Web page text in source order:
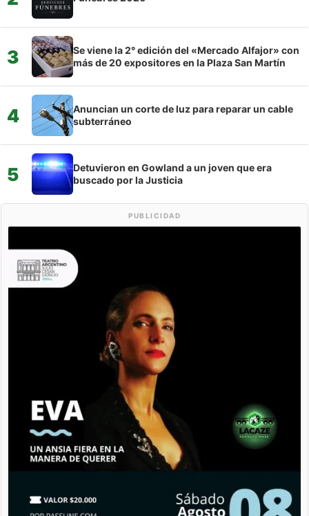
3
Se viene la 2° edición del «Mercado Alfajor» con
más de 20 expositores en la Plaza San Martín
4
Anuncian un corte de luz para reparar un cable
subterráneo
5
Detuvieron en Gowland a un joven que era
buscado por la Justicia
PUBLICIDAD